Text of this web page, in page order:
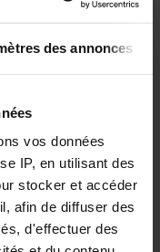
des annonces
vos données
IP, en utilisant des
stocker et accéder
afin de diffuser des
d'effectuer des
une étude
au mieux votre